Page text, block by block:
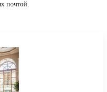
почтой.